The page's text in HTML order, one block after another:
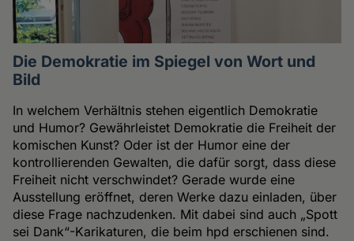
Die Demokratie im Spiegel von Wort und
Bild
In welchem Verhältnis stehen eigentlich Demokratie
und Humor? Gewährleistet Demokratie die Freiheit der
komischen Kunst? Oder ist der Humor eine der
kontrollierenden Gewalten, die dafür sorgt, dass diese
Freiheit nicht verschwindet? Gerade wurde eine
Ausstellung eröffnet, deren Werke dazu einladen, über
diese Frage nachzudenken. Mit dabei sind auch „Spott
sei Dank“-Karikaturen, die beim hpd erschienen sind.